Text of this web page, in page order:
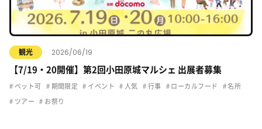
観光 2026/06/19
【7/19・20開催】第2回小田原城マルシェ 出展者募集
ペット可 期間限定 イベント 人気 行事 ローカルフード 名所
ツアー お祭り